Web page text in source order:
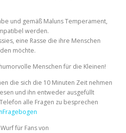
und gemäß Maluns Temperament,
werden.
eine Rasse die ihre Menschen
möchte.
Menschen für die Kleinen!
die sich die 10 Minuten Zeit nehmen
und ihn entweder ausgefüllt
alle Fragen zu besprechen
für Fans von